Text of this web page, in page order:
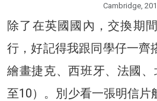
Cambridge,
除了在英國國內，交換期
行，好記得我跟同學仔一齊
繪畫捷克、西班牙、法國
至10）。別少看一張明信片